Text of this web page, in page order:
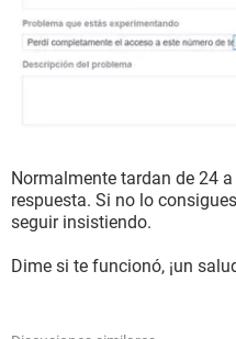
Normalmente tardan de 24
respuesta. Si no lo
seguir insistiendo.
Dime si te funcionó, ¡un